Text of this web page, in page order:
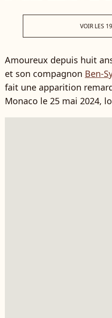
VOIR LES
Amoureux depuis huit
et son compagnon Ben-
fait une apparition
Monaco le 25 mai 2024,